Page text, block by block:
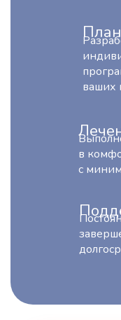
ваших
в
с